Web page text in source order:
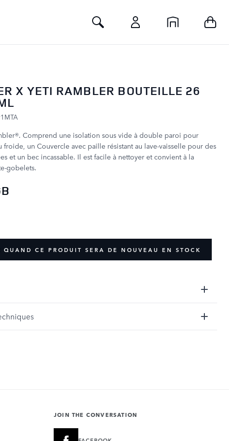
Toggle Search
X YETI RAMBLER BOUTEILLE 26
Comprend une isolation sous vide à double paroi pour
froide, un Couvercle avec paille résistant au lave-vaisselle pour des
et un bec incassable. Il est facile à nettoyer et convient à la
gobelets.
QUAND CE PRODUIT SERA DE NOUVEAU EN STOCK
JOIN THE CONVERSATION